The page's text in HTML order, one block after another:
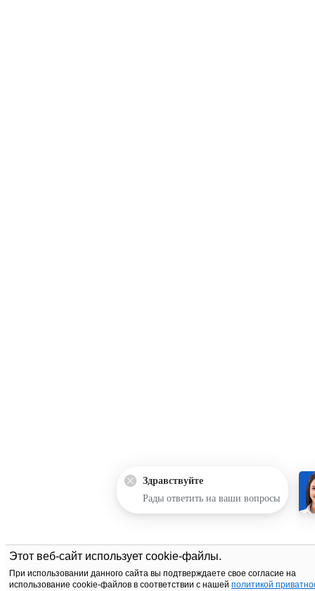
Этот веб-сайт использует cookie-файлы.
При использовании данного сайта вы подтверждаете свое согласие на
использование cookie-файлов в соответствии с нашей политикой
Здравствуйте
Рады ответить на ваши вопросы